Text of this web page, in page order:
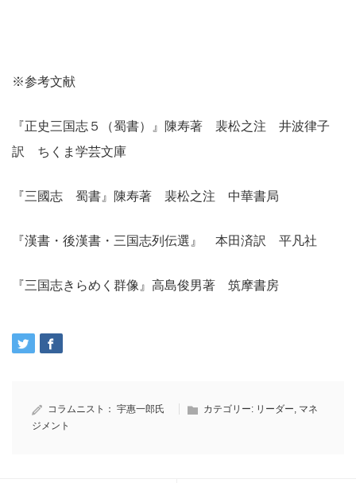
※参考文献
『正史三国志５（蜀書）』陳寿著 裴松之注 井波律子
訳 ちくま学芸文庫
『三國志 蜀書』陳寿著 裴松之注 中華書局
『漢書・後漢書・三国志列伝選』 本田済訳 平凡社
『三国志きらめく群像』高島俊男著 筑摩書房
コラムニスト： 宇惠一郎氏 カテゴリー: リーダー, マネ
ジメント